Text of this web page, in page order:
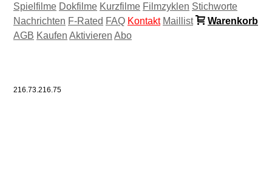
Spielfilme Dokfilme Kurzfilme Filmzyklen Stichworte
Nachrichten F-Rated FAQ Kontakt Maillist
Warenkorb
AGB Kaufen Aktivieren Abo
216.73.216.75